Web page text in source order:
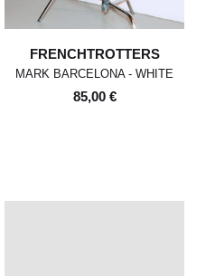
FRENCHTROTTERS
MARK BARCELONA - WHITE
85,00 €